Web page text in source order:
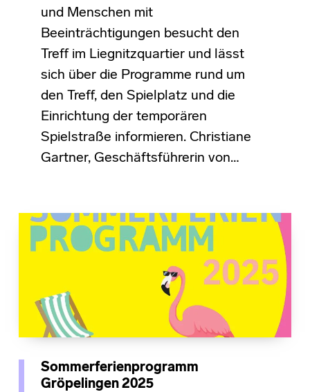
und Menschen mit
Beeinträchtigungen besucht den
Treff im Liegnitzquartier und lässt
sich über die Programme rund um
den Treff, den Spielplatz und die
Einrichtung der temporären
Spielstraße informieren. Christiane
Gartner, Geschäftsführerin von…
Sommerferienprogramm
Gröpelingen 2025